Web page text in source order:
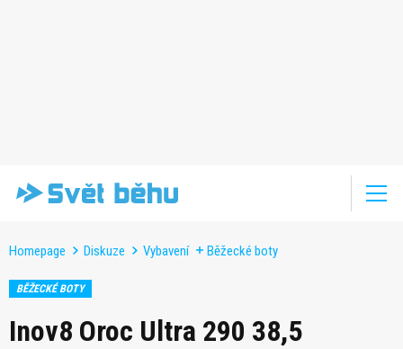
Homepage Diskuze Vybavení Běžecké boty
BĚŽECKÉ BOTY
Inov8 Oroc Ultra 290 38,5